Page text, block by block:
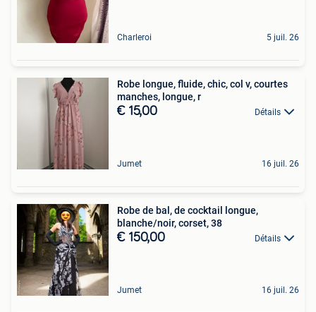
Charleroi 5 juil. 26
Robe longue, fluide, chic, col v, courtes
manches, longue, r
€ 15,00 Détails
Jumet 16 juil. 26
Robe de bal, de cocktail longue,
blanche/noir, corset, 38
€ 150,00 Détails
Jumet 16 juil. 26